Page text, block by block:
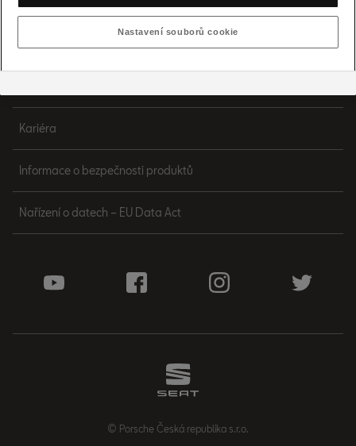
Kariéra
Informace o bezpečnosti produktů
Nařízení o datech – EU Data Act
© Porsche Česká republika s.r.o.
Nastavení souborů cookie